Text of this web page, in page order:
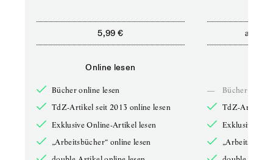
5,99 €
Online lesen
Bücher online lesen
TdZ-Artikel seit 2013 online lesen
Exklusive Online-Artikel lesen
„Arbeitsbücher“ online lesen
ab
—
Bücher online
TdZ-Artikel
Exklusive